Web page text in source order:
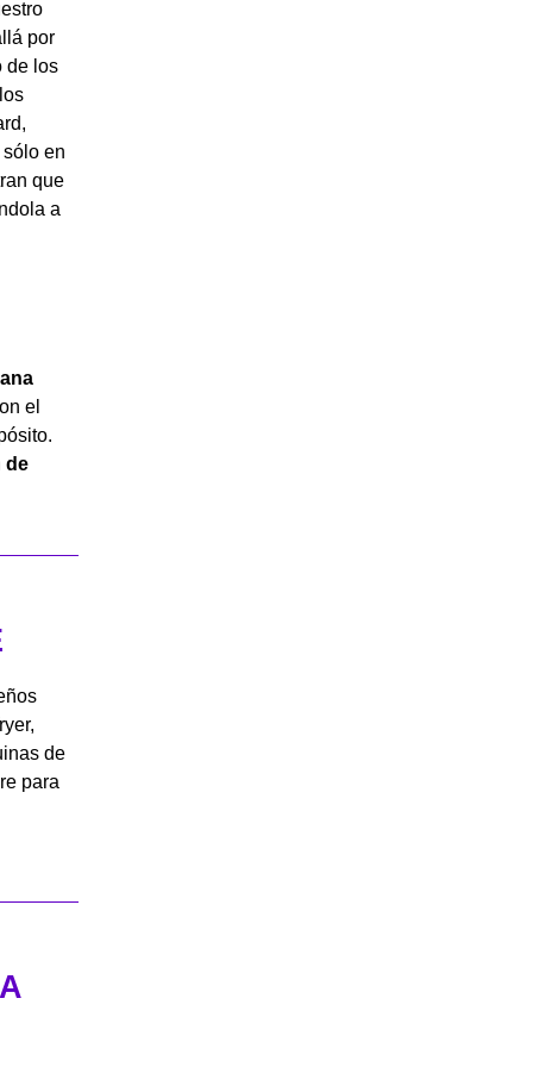
por
de los
en
que
a
el
de
de
para